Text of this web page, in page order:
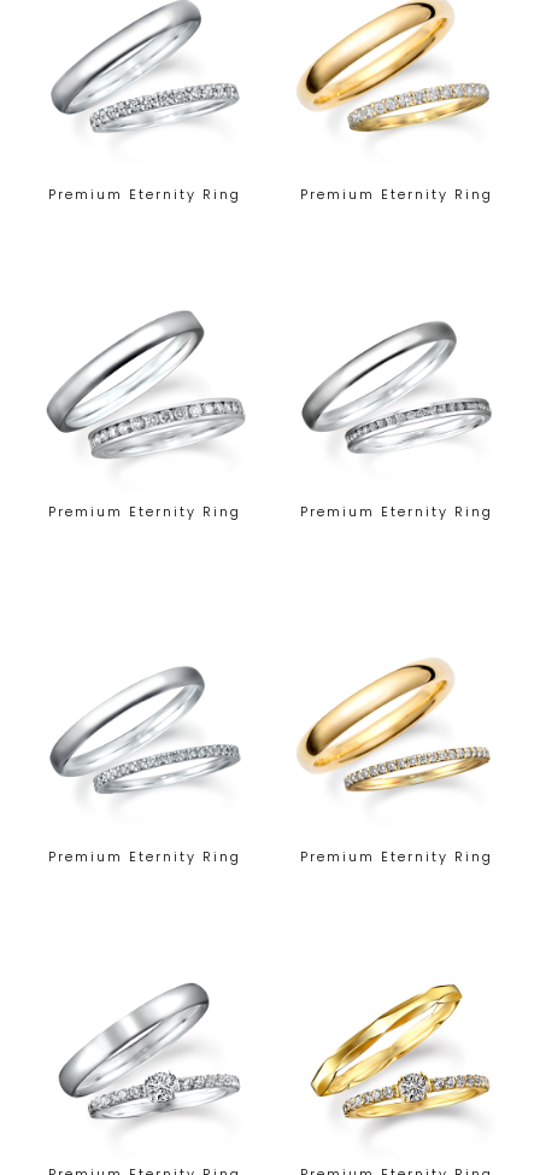
Premium Eternity Ring Premium Eternity Ring
Premium Eternity Ring Premium Eternity Ring
Premium Eternity Ring Premium Eternity Ring